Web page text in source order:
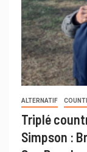
ALTERNATIF
Triplé
Simpson :